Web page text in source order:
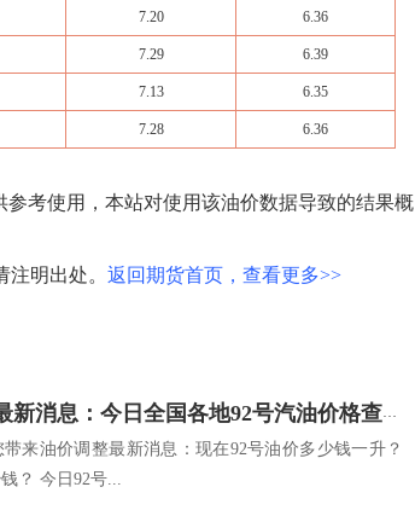
7.20 6.36
7.29 6.39
7.13 6.35
7.28 6.36
考使用，本站对使用该油价数据导致的结果概
明出处。 返回期货首页，查看更多>>
12.7油价调整最新消息：今日全国各地92号汽油价格查询一览
来油价调整最新消息：现在92号油价多少钱一升？
？ 今日92号...